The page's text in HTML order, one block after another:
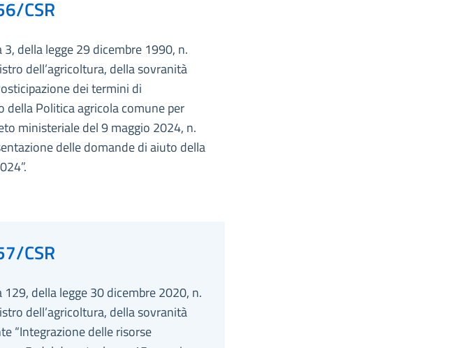
CSR
della legge 29 dicembre 1990, n.
dell’agricoltura, della sovranità
dei termini di
Politica agricola comune per
ministeriale del 9 maggio 2024, n.
delle domande di aiuto della
CSR
della legge 30 dicembre 2020, n.
dell’agricoltura, della sovranità
“Integrazione delle risorse